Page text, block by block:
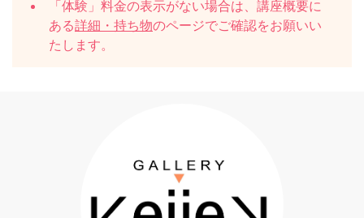
「体験」料金の表示がない場合は、講座概要に
ある詳細・持ち物のページでご確認をお願いい
たします。